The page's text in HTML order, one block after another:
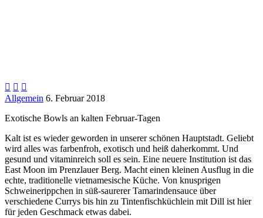
  
Allgemein 6. Februar 2018
Exotische Bowls an kalten Februar-Tagen
Kalt ist es wieder geworden in unserer schönen Hauptstadt. Geliebt
wird alles was farbenfroh, exotisch und heiß daherkommt. Und
gesund und vitaminreich soll es sein. Eine neuere Institution ist das
East Moon im Prenzlauer Berg. Macht einen kleinen Ausflug in die
echte, traditionelle vietnamesische Küche. Von knusprigen
Schweinerippchen in süß-saurerer Tamarindensauce über
verschiedene Currys bis hin zu Tintenfischküchlein mit Dill ist hier
für jeden Geschmack etwas dabei.